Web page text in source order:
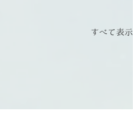
すべて表示